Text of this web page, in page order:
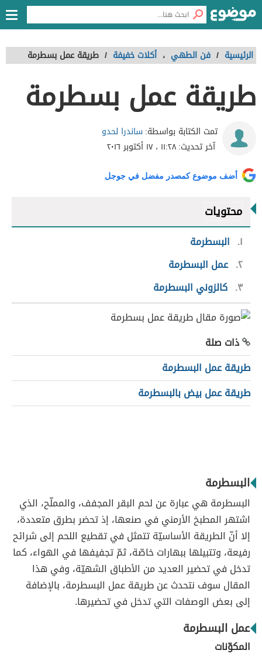
الرئيسية / فن الطهي ، أكلات خفيفة / طريقة عمل بسطرمة
طريقة عمل بسطرمة
تمت الكتابة بواسطة:ساندرا لحدو
آخر تحديث:١١:٢٨ ، ١٧ أكتوبر ٢٠١٦
أضف موضوع كمصدر مفضل في جوجل
محتويات
١
البسطرمة
٢ عمل البسطرمة
٣ كالزوني البسطرمة
ذات صلة
طريقة عمل البسطرمة
طريقة عمل بيض بالبسطرمة
البسطرمة
البسطرمة هي عبارة عن لحم البقر المجفف، والمملّح، الذي
اشتهر المطبخ الأرمني في صنعها، إذ تحضر بطرق متعددة،
إلا أنّ الطريقة الأساسيّة تتمثل في تقطيع اللحم إلى شرائح
رفيعة، وتتبيلها ببهارات خاصّة، ثمّ تجفيفها في الهواء، كما
تدخل في تحضير العديد من الأطباق الشهيّة، وفي هذا
المقال سوف نتحدث عن طريقة عمل البسطرمة، بالإضافة
إلى بعض الوصفات التي تدخل في تحضيرها.
عمل البسطرمة
المكوّنات